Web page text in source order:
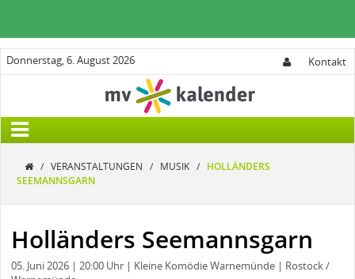
Donnerstag, 6. August 2026 Kontakt
/ VERANSTALTUNGEN / MUSIK / HOLLÄNDERS
SEEMANNSGARN
Holländers Seemannsgarn
05. Juni 2026 | 20:00 Uhr | Kleine Komödie Warnemünde | Rostock /